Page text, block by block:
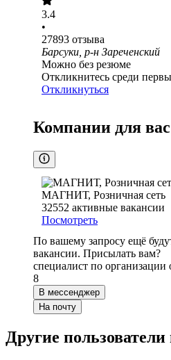
3.4
•
27893 отзыва
Барсуки, р-н Зареченский
Можно без резюме
Откликнитесь среди
Откликнуться
Компании для вас
МАГНИТ, Розничная сеть
32552 активные вакансии
Посмотреть
По вашему запросу ещё
вакансии. Присылать вам?
специалист по организации
8
В мессенджер
На почту
Другие